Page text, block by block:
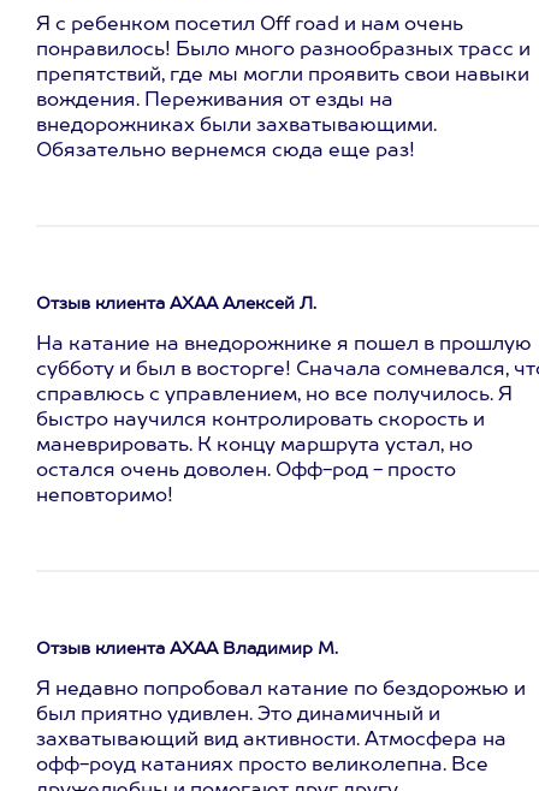
Я с ребенком посетил Off road и нам очень
понравилось! Было много разнообразных трасс и
препятствий, где мы могли проявить свои навыки
вождения. Переживания от езды на
внедорожниках были захватывающими.
Обязательно вернемся сюда еще раз!
Отзыв клиента АХАА Алексей Л.
На катание на внедорожнике я пошел в прошлую
субботу и был в восторге! Сначала сомневался,
справлюсь с управлением, но все получилось. Я
быстро научился контролировать скорость и
маневрировать. К концу маршрута устал, но
остался очень доволен. Офф-род - просто
неповторимо!
Отзыв клиента АХАА Владимир М.
Я недавно попробовал катание по бездорожью и
был приятно удивлен. Это динамичный и
захватывающий вид активности. Атмосфера на
офф-роуд катаниях просто великолепна. Все